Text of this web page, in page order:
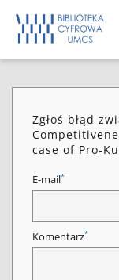
Zgłoś błąd
case of Pro-
E-mail*
Komentarz*